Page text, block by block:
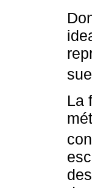
La
con